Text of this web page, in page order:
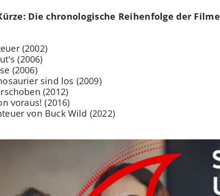
Die chronologische Reihenfolge der Filme
(2002)
(2006)
(2006)
sind los (2009)
(2012)
voraus! (2016)
von Buck Wild (2022)